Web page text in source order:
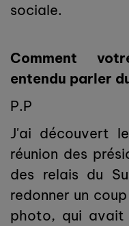
sociale.
Comment
entendu parler
P.P
J'ai découvert
réunion des
des relais du
redonner un
photo, qui avait